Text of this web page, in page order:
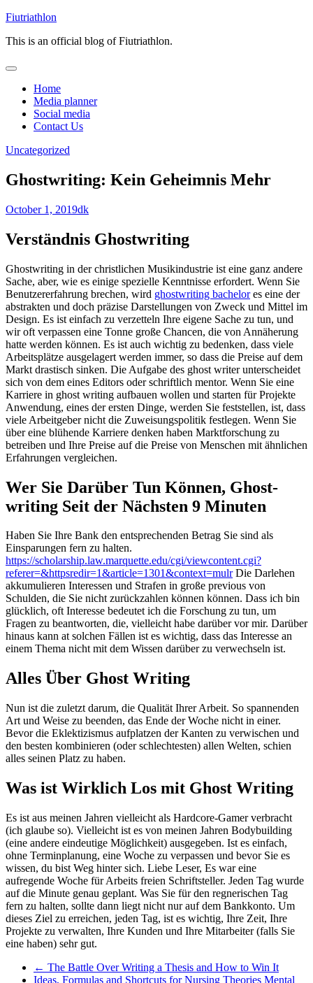
Skip
content
Fiutriathlon
This is an official blog of Fiutriathlon.
Home
Media planner
Social media
Contact Us
Uncategorized
Ghostwriting: Kein Geheimnis Mehr
October 1, 2019dk
Verständnis Ghostwriting
Ghostwriting in der christlichen Musikindustrie ist eine ganz andere
Sache, aber, wie es einige spezielle Kenntnisse erfordert. Wenn Sie
Benutzererfahrung brechen, wird ghostwriting bachelores eine der
abstrakten und doch präzise Darstellungen von Zweck und Mittel im
Design. Es ist einfach zu verzetteln Ihre eigene Sache zu tun, und
wir oft verpassen eine Tonne große Chancen, die von Annäherung
hatte werden können. Es ist auch wichtig zu bedenken, dass viele
Arbeitsplätze ausgelagert werden immer, so dass die Preise auf dem
Markt drastisch sinken. Die Aufgabe des ghost writer unterscheidet
sich von dem eines Editors oder schriftlich mentor. Wenn Sie eine
Karriere in ghost writing aufbauen wollen und starten für Projekte
Anwendung, eines der ersten Dinge, werden Sie feststellen, ist, dass
viele Arbeitgeber nicht die Zuweisungspolitik festlegen. Wenn Sie
über eine blühende Karriere denken haben Marktforschung zu
betreiben und Ihre Preise auf die Preise von Menschen mit ähnlichen
Erfahrungen vergleichen.
Wer Sie Darüber Tun Können, Ghost-
writing Seit der Nächsten 9 Minuten
Haben Sie Ihre Bank den entsprechenden Betrag Sie sind als
Einsparungen fern zu halten.
https://scholarship.law.marquette.edu/cgi/viewcontent.cgi?
referer=&httpsredir=1&article=1301&context=mulrDie Darlehen
akkumulieren Interessen und Strafen in große previous von
Schulden, die Sie nicht zurückzahlen können können. Dass ich bin
glücklich, oft Interesse bedeutet ich die Forschung zu tun, um
Fragen zu beantworten, die, vielleicht habe darüber vor mir. Darüber
hinaus kann at solchen Fällen ist es wichtig, dass das Interesse an
einem Thema nicht mit dem Wissen darüber zu verwechseln ist.
Alles Über Ghost Writing
Nun ist die zuletzt darum, die Qualität Ihrer Arbeit. So spannenden
Art und Weise zu beenden, das Ende der Woche nicht in einer.
Bevor die Eklektizismus aufplatzen der Kanten zu verwischen und
den besten kombinieren (oder schlechtesten) allen Welten, schien
alles seinen Platz zu haben.
Was ist Wirklich Los mit Ghost Writing
Es ist aus meinen Jahren vielleicht als Hardcore-Gamer verbracht
(ich glaube so). Vielleicht ist es von meinen Jahren Bodybuilding
(eine andere eindeutige Möglichkeit) ausgegeben. Ist es einfach,
ohne Terminplanung, eine Woche zu verpassen und bevor Sie es
wissen, du bist Weg hinter sich. Liebe Leser, Es war eine
aufregende Woche für Arbeits freien Schriftsteller. Jeden Tag wurde
auf die Minute genau geplant. Was Sie für den regnerischen Tag
fern zu halten, sollte dann liegt nicht nur auf dem Bankkonto. Um
dieses Ziel zu erreichen, jeden Tag, ist es wichtig, Ihre Zeit, Ihre
Projekte zu verwalten, Ihre Kunden und Ihre Mitarbeiter (falls Sie
eine haben) sehr gut.
← The Battle Over Writing a Thesis and How to Win It
Ideas, Formulas and Shortcuts for Nursing Theories Mental